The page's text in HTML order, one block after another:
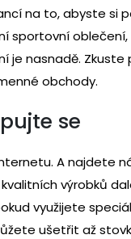
na to, abyste si
sportovní oblečení
je nasnadě. Zkuste
obchody.
se
A najdete
výrobků
využijete
ušetřit až